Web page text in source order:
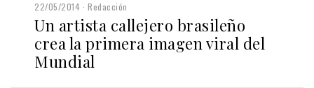
22/05/2014 Redacción
Un artista callejero brasileño
crea la primera imagen viral del
Mundial